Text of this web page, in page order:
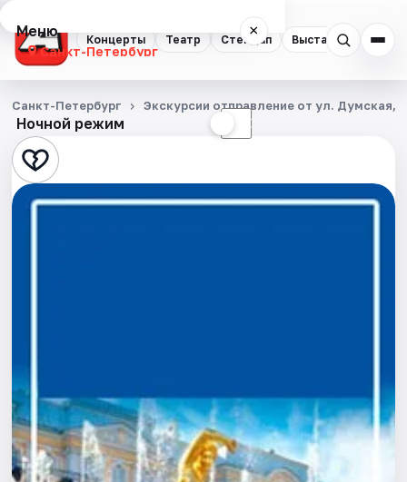
Концерты Театр Стендап Выставки
Меню ×
Санкт-Петербург
Концерты
Театр
Стендап
События
Города
Ночной режим ☾
Санкт-Петербург Экскурсии отправление от ул. Думская,